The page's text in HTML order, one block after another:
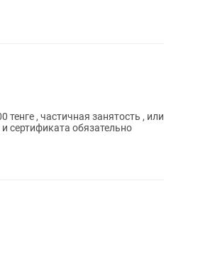
, частичная занятость , или
сертификата обязательно